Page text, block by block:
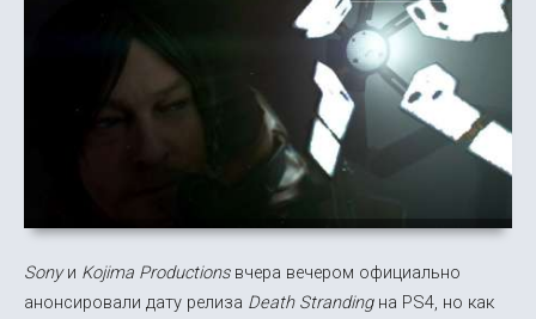
Sonyи Kojima Productionsвчера вечером официально
анонсировали дату релиза Death Strandingна PS4, но как